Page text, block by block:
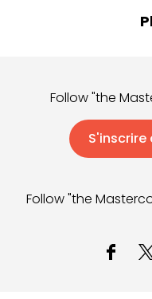
Follow "the
Follow "the